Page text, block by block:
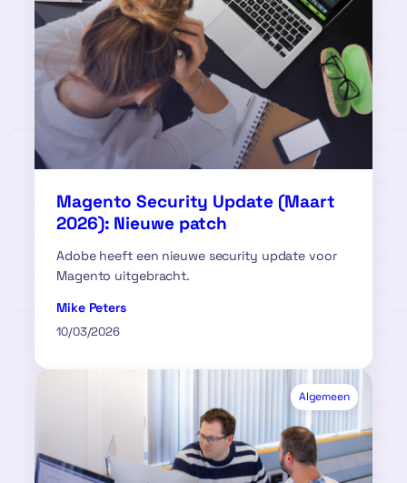
Magento Security Update (Maart
2026): Nieuwe patch
Adobe heeft een nieuwe security update voor
Magento uitgebracht.
Mike Peters
10/03/2026
Algemeen